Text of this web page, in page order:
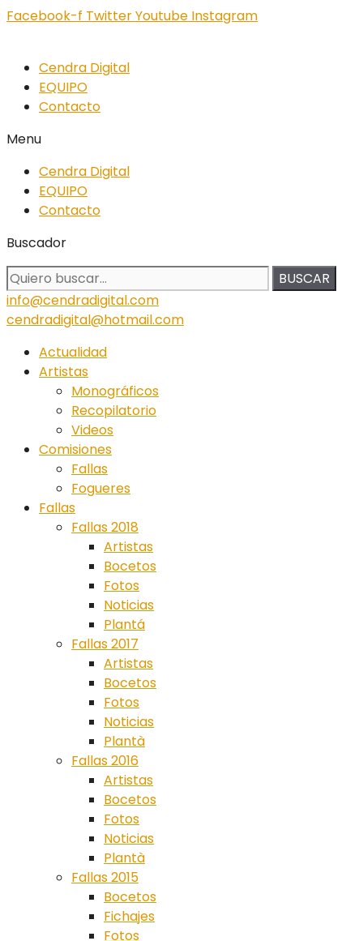
Facebook-f TwitterYoutube Instagram
Cendra Digital
EQUIPO
Contacto
Menu
Cendra Digital
EQUIPO
Contacto
Buscador
BUSCAR
info@cendradigital.com
cendradigital@hotmail.com
Actualidad
Artistas
Monográficos
Recopilatorio
Videos
Comisiones
Fallas
Fogueres
Fallas
Fallas 2018
Artistas
Bocetos
Fotos
Noticias
Plantá
Fallas 2017
Artistas
Bocetos
Fotos
Noticias
Plantà
Fallas 2016
Artistas
Bocetos
Fotos
Noticias
Plantà
Fallas 2015
Bocetos
Fichajes
Fotos